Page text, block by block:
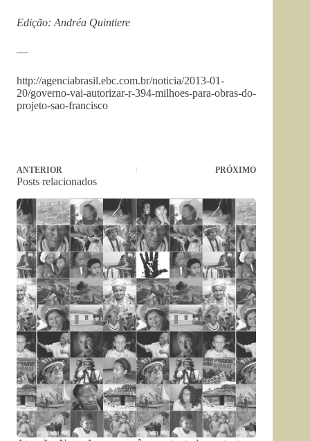
Edição: Andréa Quintiere
—
http://agenciabrasil.ebc.com.br/noticia/2013-01-
20/governo-vai-autorizar-r-394-milhoes-para-obras-do-
projeto-sao-francisco
ANTERIOR PRÓXIMO
Posts relacionados